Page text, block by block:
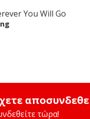
You Will Go
τώρα!